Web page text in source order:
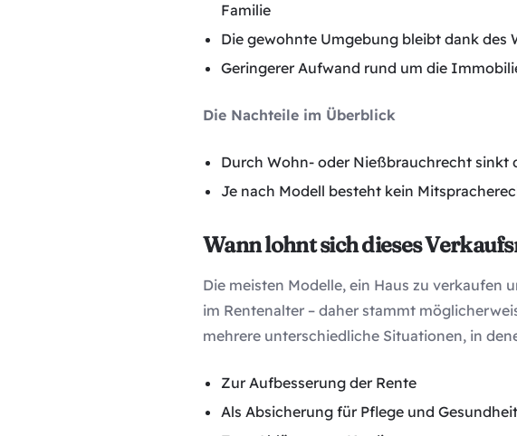
Familie
Die gewohnte Umgebung bleibt dank des
Geringerer Aufwand rund um die
Die Nachteile im Überblick
Durch Wohn- oder Nießbrauchrecht sinkt
Je nach Modell besteht kein
Wann lohnt sich dieses
Die meisten Modelle, ein Haus zu verkaufen
im Rentenalter – daher stammt
mehrere unterschiedliche Situationen, in
Zur Aufbesserung der Rente
Als Absicherung für Pflege und Gesundheit